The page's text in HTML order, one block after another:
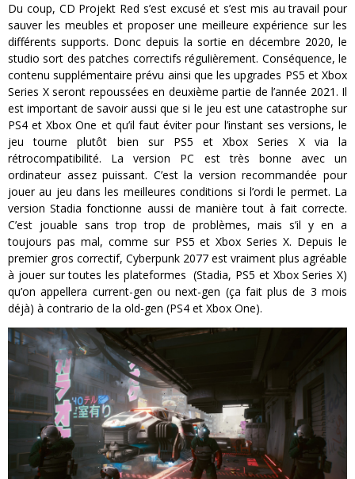
Du coup, CD Projekt Red s’est excusé et s’est mis au travail pour
sauver les meubles et proposer une meilleure expérience sur les
différents supports. Donc depuis la sortie en décembre 2020, le
studio sort des patches correctifs régulièrement. Conséquence, le
contenu supplémentaire prévu ainsi que les upgrades PS5 et Xbox
Series X seront repoussées en deuxième partie de l’année 2021. Il
est important de savoir aussi que si le jeu est une catastrophe sur
PS4 et Xbox One et qu’il faut éviter pour l’instant ses versions, le
jeu tourne plutôt bien sur PS5 et Xbox Series X via la
rétrocompatibilité. La version PC est très bonne avec un
ordinateur assez puissant. C’est la version recommandée pour
jouer au jeu dans les meilleures conditions si l’ordi le permet. La
version Stadia fonctionne aussi de manière tout à fait correcte.
C’est jouable sans trop trop de problèmes, mais s’il y en a
toujours pas mal, comme sur PS5 et Xbox Series X. Depuis le
premier gros correctif, Cyberpunk 2077 est vraiment plus agréable
à jouer sur toutes les plateformes (Stadia, PS5 et Xbox Series X)
qu’on appellera current-gen ou next-gen (ça fait plus de 3 mois
déjà) à contrario de la old-gen (PS4 et Xbox One).